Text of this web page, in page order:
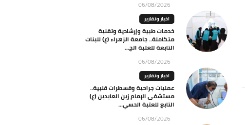
06/08/2026
اخبار وتقارير
خدمات طبية وإرشادية وتقنية
متكاملة.. جامعة الزهراء (ع) للبنات
التابعة للعتبة الح...
06/08/2026
اخبار وتقارير
عمليات جراحية وقسطرات قلبية..
مستشفى الإمام زين العابدين (ع)
التابع للعتبة الحسي...
06/08/2026